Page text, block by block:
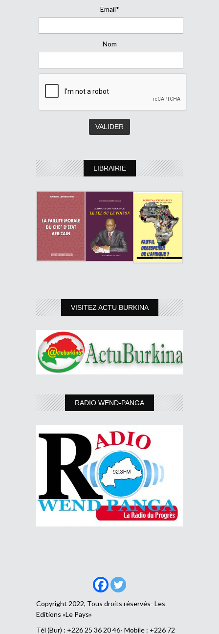
Email*
Nom
LIBRAIRIE
VISITEZ ACTU BURKINA
RADIO WEND-PANGA
Copyright 2022, Tous droits réservés- Les
Editions «Le Pays»
Tél (Bur) : +226 25 36 20 46- Mobile : +226 72